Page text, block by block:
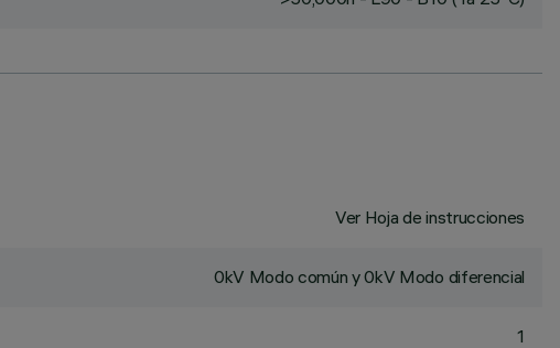
Ver Hoja de instrucciones
0kV Modo común y 0kV Modo diferencial
1